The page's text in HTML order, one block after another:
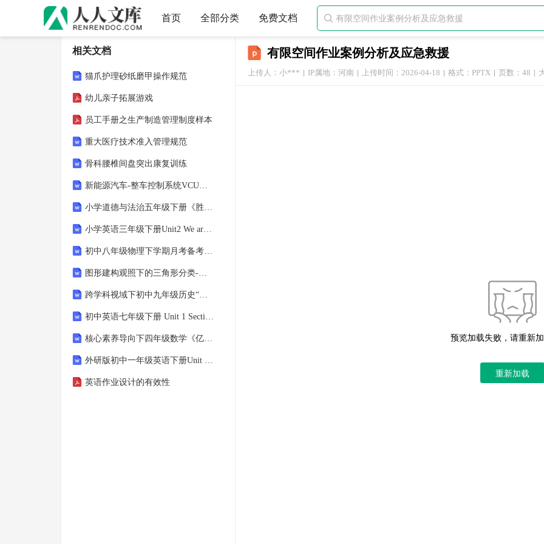
首页 全部分类 免费文档 
有限空间作业案例分析及应急救援
上传人：小*** IP属地：河南 上传时间：2026-04-18 格式：PPTX 页数：48
预览加载失败，请重新
重新加载
相关文档
猫爪护理砂纸磨甲操作规范
幼儿亲子拓展游戏
员工手册之生产制造管理制度样本
重大医疗技术准入管理规范
骨科腰椎间盘突出康复训练
新能源汽车-整车控制系统VCU题库（附答案）
小学道德与法治五年级下册《胜利的基石》第四课时教案
小学英语三年级下册Unit2 We are different Lesson1 教学设计
初中八年级物理下学期月考备考策略教学设计
图形建构观照下的三角形分类-人教版四年级下册数学教学设计
跨学科视域下初中九年级历史“法西斯扩张与二战策源地”深度教学导学案
初中英语七年级下册 Unit 1 Section A (3a3c) 深度探究型导学案
核心素养导向下四年级数学《亿以内数的认识》课时学习任务单设计
外研版初中一年级英语下册Unit 5短语深度解析与迁移运用教案
英语作业设计的有效性